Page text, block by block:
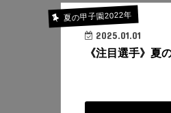
夏の甲子園2022年
2025.01.01
《注目選手》夏